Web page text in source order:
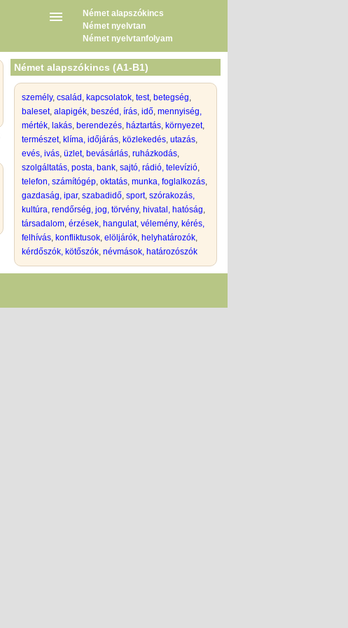
Német alapszókincs
Német nyelvtan
Német nyelvtanfolyam
Német alapszókincs (A1-B1)
személy, család , kapcsolatok, test, betegség,
baleset, alapigék, beszéd, írás, idő, mennyiség,
mérték, lakás, berendezés, háztartás, környezet,
természet, klíma, időjárás, közlekedés, utazás,
evés, ivás, üzlet, bevásárlás, ruházkodás,
szolgáltatás, posta, bank, sajtó, rádió, televízió,
telefon, számítógép, oktatás, munka, foglalkozás,
gazdaság, ipar, szabadidő, sport, szórakozás,
kultúra, rendőrség, jog, törvény, hivatal, hatóság,
társadalom, érzések, hangulat, vélemény, kérés,
felhívás, konfliktusok, elöljárók, helyhatározók,
kérdőszók, kötőszók, névmások, határozószók